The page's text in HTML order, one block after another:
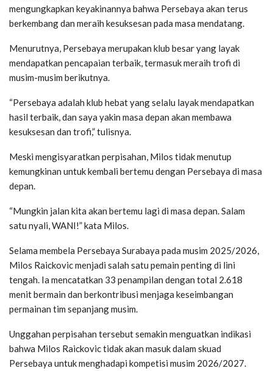
mengungkapkan keyakinannya bahwa Persebaya akan terus
berkembang dan meraih kesuksesan pada masa mendatang.
Menurutnya, Persebaya merupakan klub besar yang layak
mendapatkan pencapaian terbaik, termasuk meraih trofi di
musim-musim berikutnya.
“Persebaya adalah klub hebat yang selalu layak mendapatkan
hasil terbaik, dan saya yakin masa depan akan membawa
kesuksesan dan trofi,” tulisnya.
Meski mengisyaratkan perpisahan, Milos tidak menutup
kemungkinan untuk kembali bertemu dengan Persebaya di masa
depan.
“Mungkin jalan kita akan bertemu lagi di masa depan. Salam
satu nyali, WANI!” kata Milos.
Selama membela Persebaya Surabaya pada musim 2025/2026,
Milos Raickovic menjadi salah satu pemain penting di lini
tengah. Ia mencatatkan 33 penampilan dengan total 2.618
menit bermain dan berkontribusi menjaga keseimbangan
permainan tim sepanjang musim.
Unggahan perpisahan tersebut semakin menguatkan indikasi
bahwa Milos Raickovic tidak akan masuk dalam skuad
Persebaya untuk menghadapi kompetisi musim 2026/2027.